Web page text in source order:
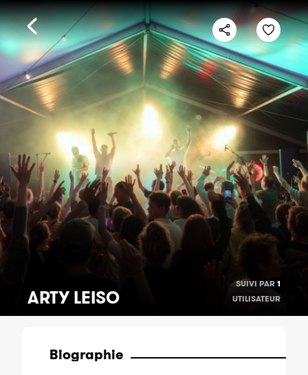
ARTY LEISO
SUIVI PAR 1
UTILISATEUR
Biographie